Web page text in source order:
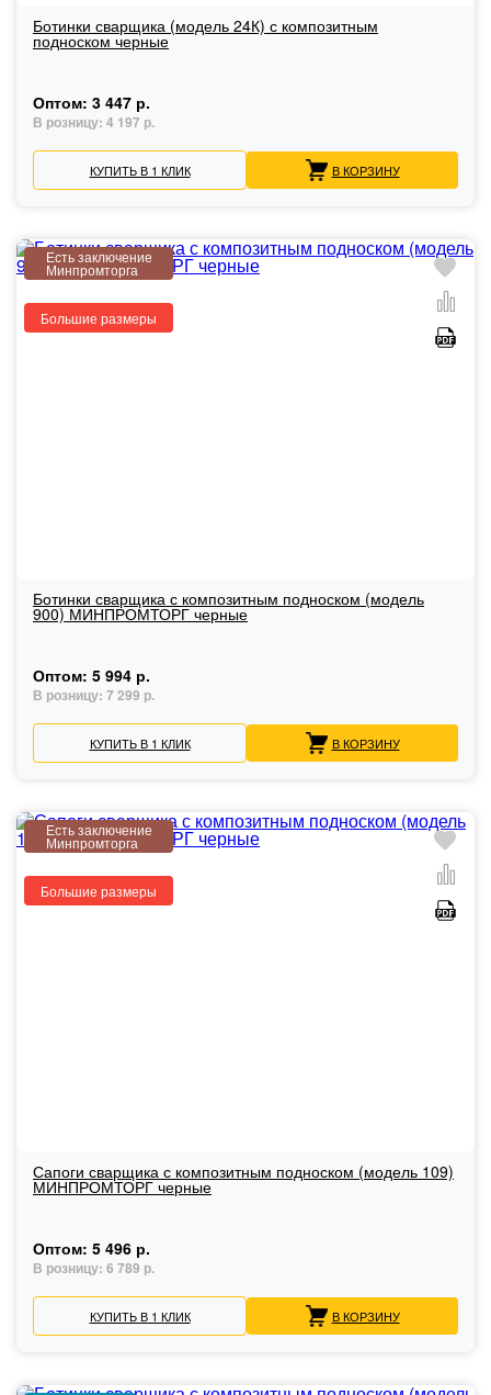
Ботинки сварщика (модель 24К) с композитным
подноском черные
Оптом: 3 447 р.
В розницу: 4 197 р.
КУПИТЬ В 1 КЛИК В КОРЗИНУ
Есть заключение
Минпромторга
Большие размеры
Ботинки сварщика с композитным подноском (модель
900) МИНПРОМТОРГ черные
Оптом: 5 994 р.
В розницу: 7 299 р.
КУПИТЬ В 1 КЛИК В КОРЗИНУ
Есть заключение
Минпромторга
Большие размеры
Сапоги сварщика с композитным подноском (модель 109)
МИНПРОМТОРГ черные
Оптом: 5 496 р.
В розницу: 6 789 р.
КУПИТЬ В 1 КЛИК В КОРЗИНУ